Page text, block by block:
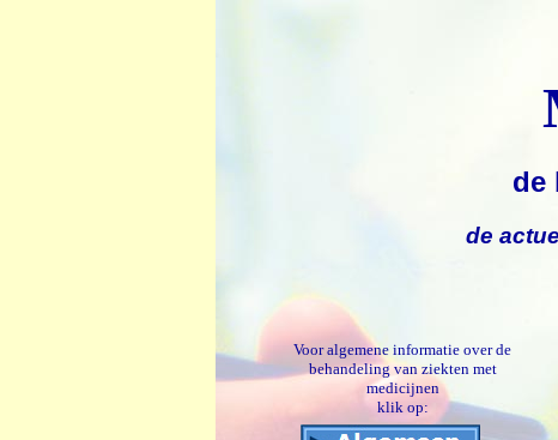
de
de
Voor algemene informatie over de
behandeling van ziekten met
medicijnen
klik op: